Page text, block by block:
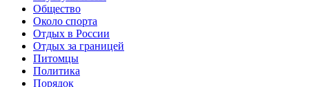
Общество
Около спорта
Отдых в России
Отдых за границей
Питомцы
Политика
Порядок